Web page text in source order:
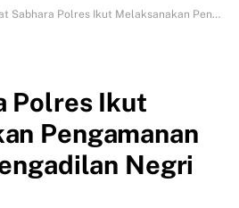
Polres Ikut Melaksanakan Pengamanan Sidang Di Pengadilan Negri Tarakan
Polres Ikut
Pengamanan
Negri